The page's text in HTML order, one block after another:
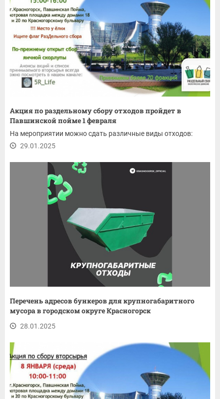
Акция по раздельному сбору отходов пройдет в
Павшинской пойме 1 февраля
На мероприятии можно сдать различные виды отходов:
29.01.2025
Перечень адресов бункеров для крупногабаритного
мусора в городском округе Красногорск
28.01.2025